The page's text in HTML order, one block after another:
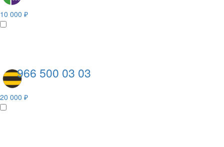
10 000 ₽
966 500 03 03
20 000 ₽